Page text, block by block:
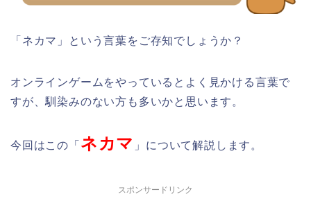
「ネカマ」という言葉をご存知でしょうか？
オンラインゲームをやっているとよく見かける言葉で
すが、馴染みのない方も多いかと思います。
今回はこの「 ネカマ 」について解説します。
スポンサードリンク